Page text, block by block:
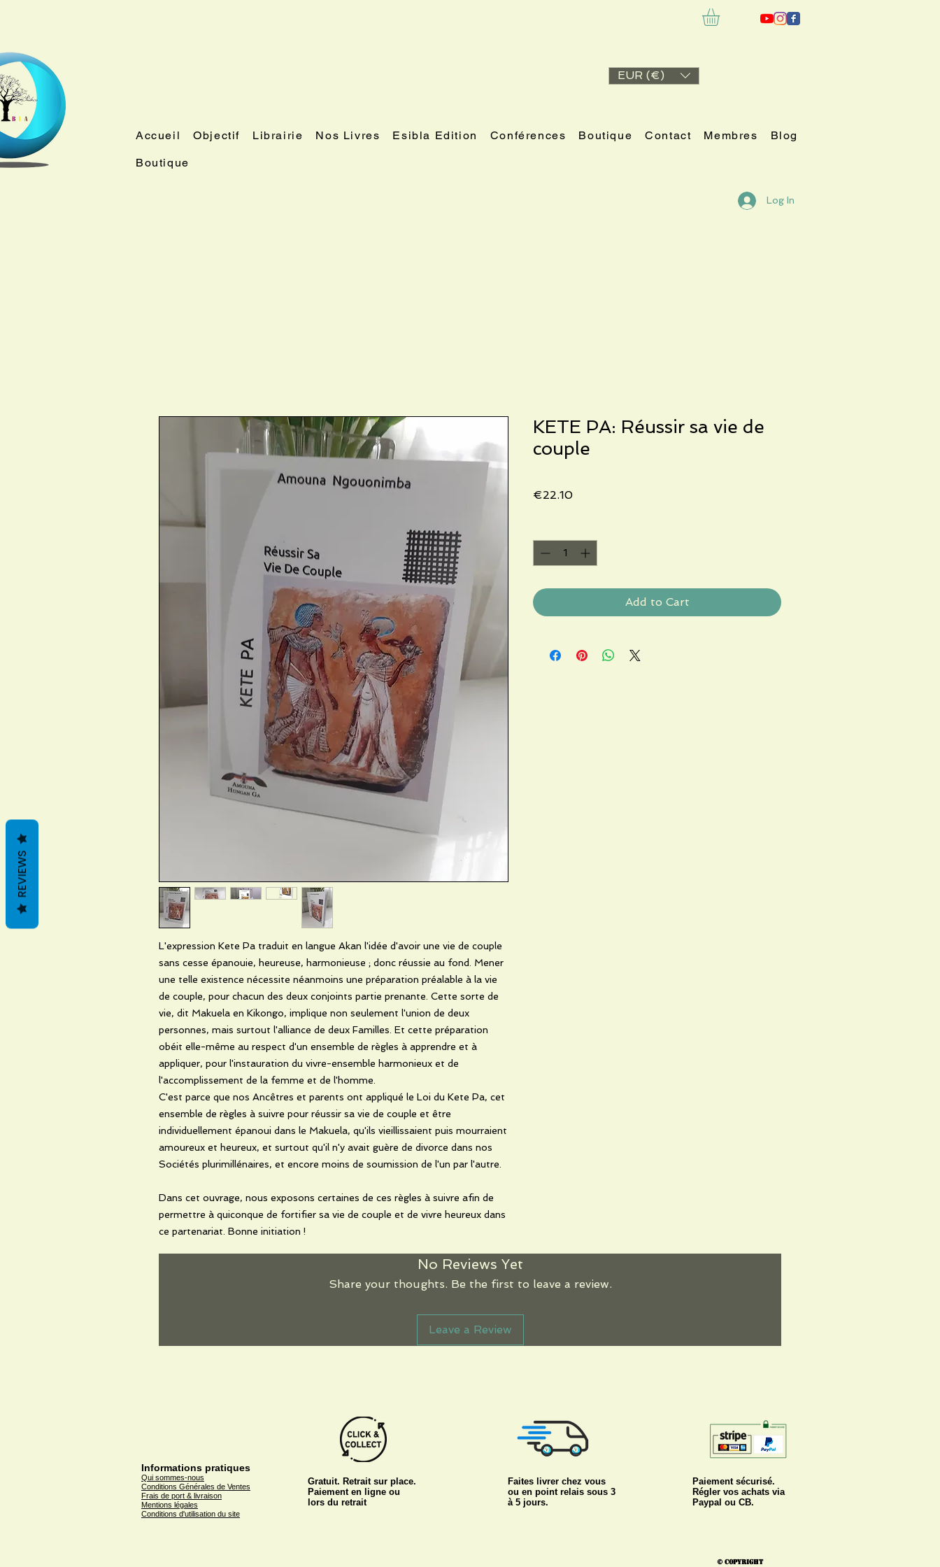
EUR (€)
Accueil Objectif Librairie Nos Livres Esibla Edition Conférences Boutique Contact Membres Blog
Boutique
Log In
L'expression Kete Pa traduit en langue Akan l'idée d'avoir une vie de couple
sans cesse épanouie, heureuse, harmonieuse ; donc réussie au fond. Mener
une telle existence nécessite néanmoins une préparation préalable à la vie
de couple, pour chacun des deux conjoints partie prenante. Cette sorte de
vie, dit Makuela en Kikongo, implique non seulement l'union de deux
personnes, mais surtout l'alliance de deux Familles. Et cette préparation
obéit elle-même au respect d'un ensemble de règles à apprendre et à
appliquer, pour l'instauration du vivre-ensemble harmonieux et de
l'accomplissement de la femme et de l'homme.
C'est parce que nos Ancêtres et parents ont appliqué le Loi du Kete Pa, cet
ensemble de règles à suivre pour réussir sa vie de couple et être
individuellement épanoui dans le Makuela, qu'ils vieillissaient puis mourraient
amoureux et heureux, et surtout qu'il n'y avait guère de divorce dans nos
Sociétés plurimillénaires, et encore moins de soumission de l'un par l'autre.
Dans cet ouvrage, nous exposons certaines de ces règles à suivre afin de
permettre à quiconque de fortifier sa vie de couple et de vivre heureux dans
ce partenariat. Bonne initiation !
KETE PA: Réussir sa vie de
couple
€22.10Price
Add to Cart
No Reviews Yet
Share your thoughts. Be the first to leave a review.
Leave a Review
Informations pratiques
Qui sommes-nous
Conditions Générales de Ventes
Frais de port & livraison
Mentions légales
Conditions d'utilisation du site
Gratuit. Retrait sur place.
Paiement en ligne ou
lors du retrait
Faites livrer chez vous
ou en point relais sous 3
à 5 jours.
Paiement sécurisé.
Régler vos achats via
Paypal ou CB.
© Copyright
REVIEWS